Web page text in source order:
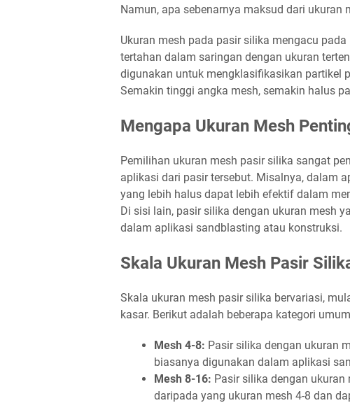
Namun, apa sebenarnya maksud dari ukuran
Ukuran mesh pada pasir silika mengacu
tertahan dalam saringan dengan ukuran
digunakan untuk mengklasifikasikan partikel
Semakin tinggi angka mesh, semakin halus
Mengapa Ukuran Mesh
Pemilihan ukuran mesh pasir silika sangat
aplikasi dari pasir tersebut. Misalnya, dalam
yang lebih halus dapat lebih efektif dalam
Di sisi lain, pasir silika dengan ukuran mesh
dalam aplikasi sandblasting atau konstruksi.
Skala Ukuran Mesh Pasir
Skala ukuran mesh pasir silika bervariasi,
kasar. Berikut adalah beberapa kategori
Mesh 4-8: Pasir silika dengan ukuran
biasanya digunakan dalam aplikasi
Mesh 8-16: Pasir silika dengan
daripada yang ukuran mesh 4-8 dan